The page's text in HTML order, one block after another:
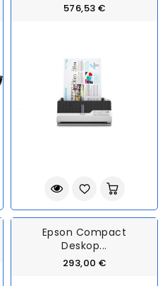
576,53 €
Epson Compact
Deskop...
293,00 €